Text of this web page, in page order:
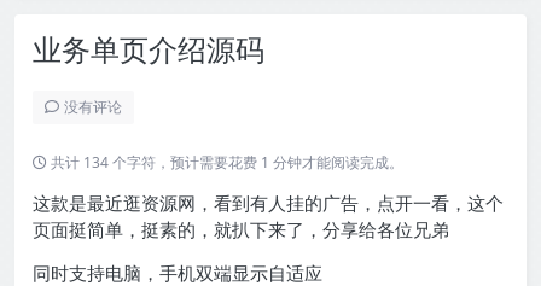
业务单页介绍源码
没有评论
共计 134 个字符，预计需要花费 1 分钟才能阅读完成。
这款是最近逛资源网，看到有人挂的广告，点开一看，这个
页面挺简单，挺素的，就扒下来了，分享给各位兄弟
同时支持电脑，手机双端显示自适应